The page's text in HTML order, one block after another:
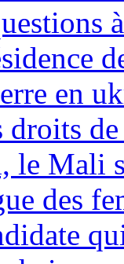
en
droits
le Mali
des